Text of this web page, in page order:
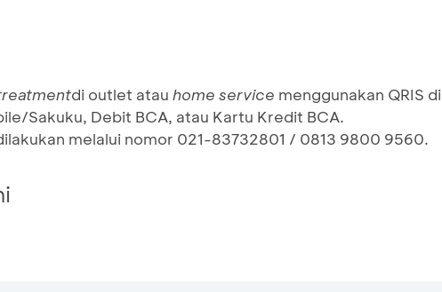
di outlet atau home service menggunakan QRIS di
Sakuku, Debit BCA, atau Kartu Kredit BCA.
melalui nomor 021-83732801 / 0813 9800 9560.